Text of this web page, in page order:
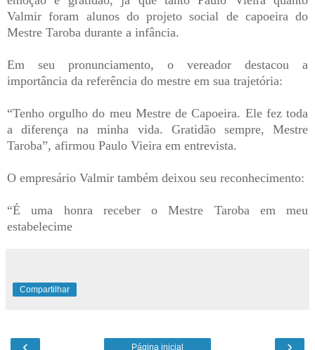
Valmir foram alunos do projeto social de capoeira do
Mestre Taroba durante a infância.
Em seu pronunciamento, o vereador destacou a
importância da referência do mestre em sua trajetória:
“Tenho orgulho do meu Mestre de Capoeira. Ele fez toda
a diferença na minha vida. Gratidão sempre, Mestre
Taroba”, afirmou Paulo Vieira em entrevista.
O empresário Valmir também deixou seu reconhecimento:
“É uma honra receber o Mestre Taroba em meu
estabelecime
Compartilhar
Página inicial